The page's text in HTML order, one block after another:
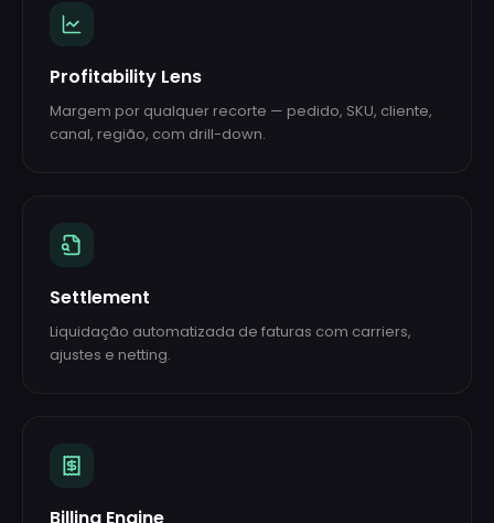
Profitability Lens
Margem por qualquer recorte — pedido, SKU, cliente,
canal, região, com drill-down.
Settlement
Liquidação automatizada de faturas com carriers,
ajustes e netting.